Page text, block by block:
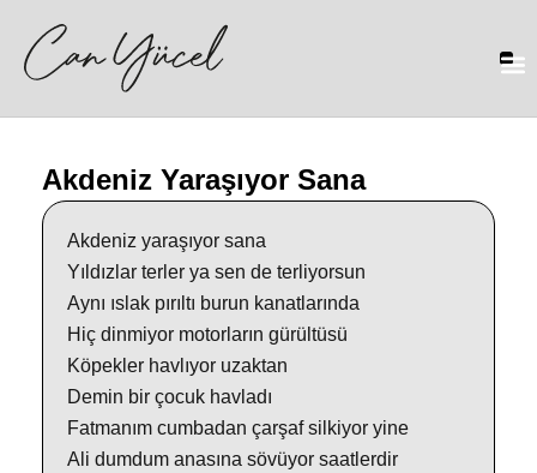
Akdeniz Yaraşıyor Sana
Akdeniz yaraşıyor sana
Yıldızlar terler ya sen de terliyorsun
Aynı ıslak pırıltı burun kanatlarında
Hiç dinmiyor motorların gürültüsü
Köpekler havlıyor uzaktan
Demin bir çocuk havladı
Fatmanım cumbadan çarşaf silkiyor yine
Ali dumdum anasına sövüyor saatlerdir